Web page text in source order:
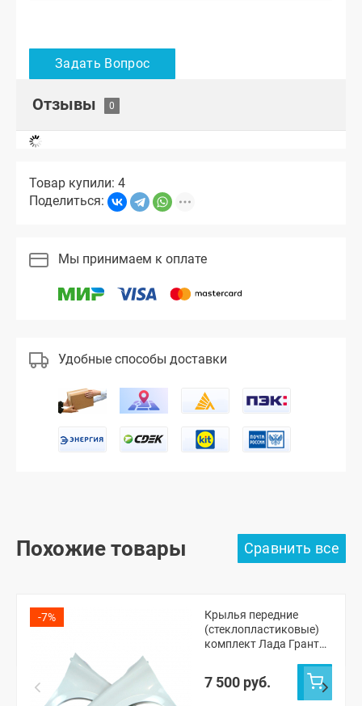
Отзывы
Товар купили: 4
Поделиться:
Мы принимаем к оплате
Удобные способы доставки
Похожие товары
-7%
Крылья передние
(стеклопластиковые)
комплект Лада Гранта,
(неокрашенные)
7 500 руб.